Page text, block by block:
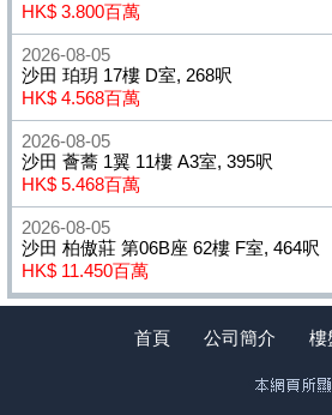
HK$ 3.800百萬
2026-08-05
沙田 珀玥 17樓 D室, 268呎
HK$ 4.568百萬
2026-08-05
沙田 薈蕎 1翼 11樓 A3室, 395呎
HK$ 5.468百萬
2026-08-05
沙田 柏傲莊 第06B座 62樓 F室, 464呎
HK$ 11.450百萬
首頁 公司簡介 樓